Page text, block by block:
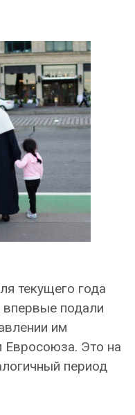
текущего года
подали
им
Евросоюза. Это на
период